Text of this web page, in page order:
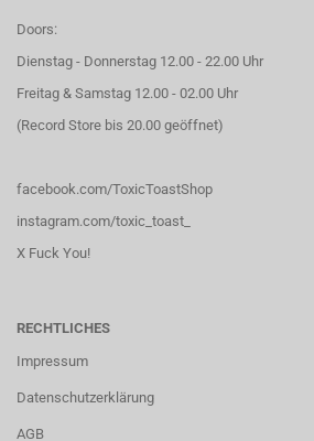
Doors:
Dienstag - Donnerstag 12.00 - 22.00 Uhr
Freitag & Samstag 12.00 - 02.00 Uhr
(Record Store bis 20.00 geöffnet)
facebook.com/ToxicToastShop
instagram.com/toxic_toast_
X Fuck You!
RECHTLICHES
Impressum
Datenschutzerklärung
AGB